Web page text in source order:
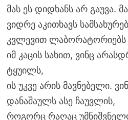
მას ეს დიდხანს არ გაუვა.
ვიდრე აკითხავს
კვლევით ლაბორატორიებს
იმ კაცის სახით, ვინც
ტყუილს,
ის უკვე არის მავნებელი.
დანაშაულს ასე ჩაუვლის,
როგორც რაღაც